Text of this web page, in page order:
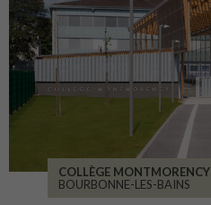
COLLÈGE MONTMORENCY
BOURBONNE-LES-BAINS